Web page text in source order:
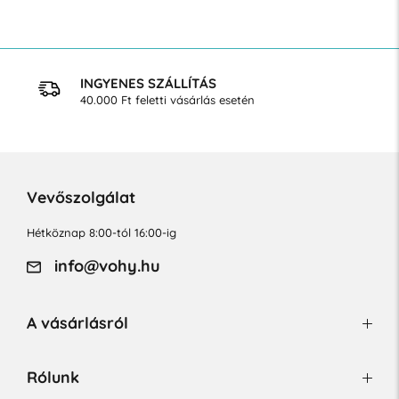
INGYENES SZÁLLÍTÁS
40.000 Ft feletti vásárlás esetén
Vevőszolgálat
Hétköznap 8:00-tól 16:00-ig
info@vohy.hu
A vásárlásról
Rólunk